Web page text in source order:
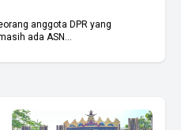
anggota DPR yang
ada ASN...